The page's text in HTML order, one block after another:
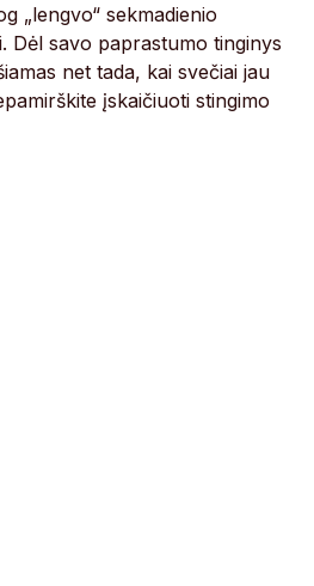
„lengvo“ sekmadienio
Dėl savo paprastumo tinginys
net tada, kai svečiai jau
įskaičiuoti stingimo